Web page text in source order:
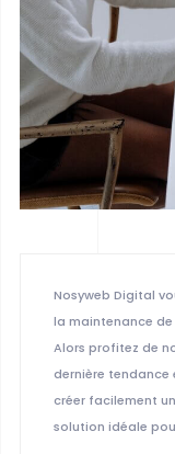
Nosyweb Digital
la maintenance de
Alors profitez de
dernière tendance
créer facilement
solution idéale